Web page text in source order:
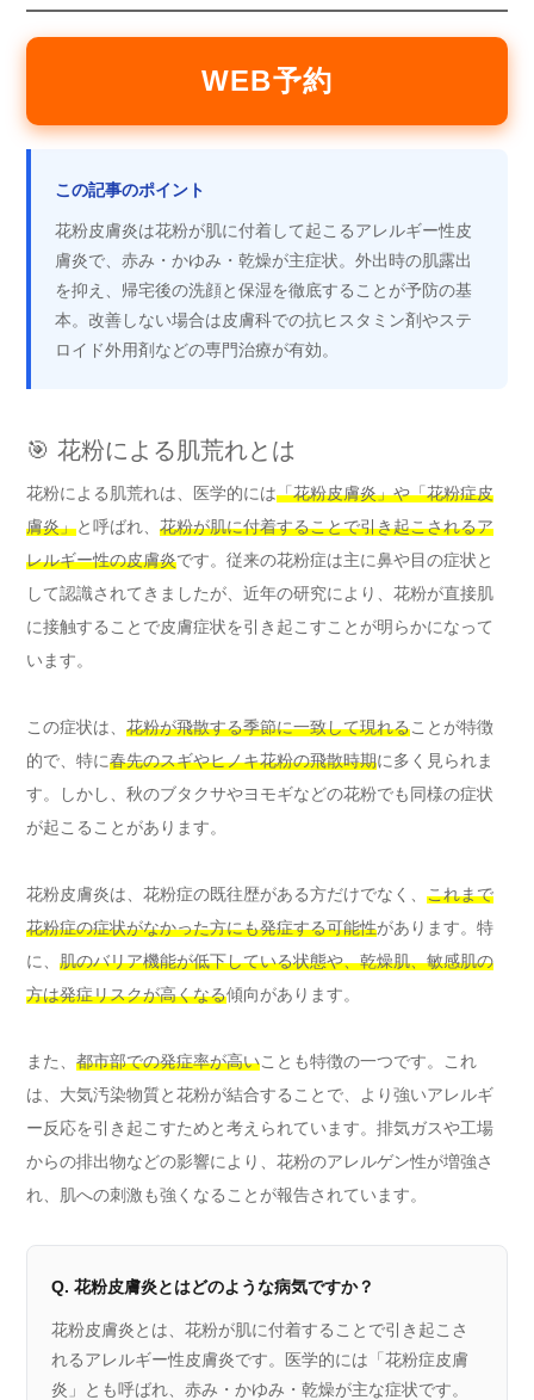
WEB予約
この記事のポイント
花粉皮膚炎は花粉が肌に付着して起こるアレルギー性皮
膚炎で、赤み・かゆみ・乾燥が主症状。外出時の肌露出
を抑え、帰宅後の洗顔と保湿を徹底することが予防の基
本。改善しない場合は皮膚科での抗ヒスタミン剤やステ
ロイド外用剤などの専門治療が有効。
🎯 花粉による肌荒れとは
花粉による肌荒れは、医学的には「花粉皮膚炎」や「花粉症皮
膚炎」と呼ばれ、 花粉が肌に付着することで引き起こされるア
レルギー性の皮膚炎です。従来の花粉症は主に鼻や目の症状と
して認識されてきましたが、近年の研究により、花粉が直接肌
に接触することで皮膚症状を引き起こすことが明らかになって
います。
この症状は、 花粉が飛散する季節に一致して現れることが特徴
的で、特に春先のスギやヒノキ花粉の飛散時期に多く見られま
す。しかし、秋のブタクサやヨモギなどの花粉でも同様の症状
が起こることがあります。
花粉皮膚炎は、花粉症の既往歴がある方だけでなく、 これまで
花粉症の症状がなかった方にも発症する可能性があります。特
に、 肌のバリア機能が低下している状態や、乾燥肌、敏感肌の
方は発症リスクが高くなる傾向があります。
また、 都市部での発症率が高いことも特徴の一つです。これ
は、大気汚染物質と花粉が結合することで、より強いアレルギ
ー反応を引き起こすためと考えられています。排気ガスや工場
からの排出物などの影響により、花粉のアレルゲン性が増強さ
れ、肌への刺激も強くなることが報告されています。
Q. 花粉皮膚炎とはどのような病気ですか？
花粉皮膚炎とは、花粉が肌に付着することで引き起こさ
れるアレルギー性皮膚炎です。医学的には「花粉症皮膚
炎」とも呼ばれ、赤み・かゆみ・乾燥が主な症状です。